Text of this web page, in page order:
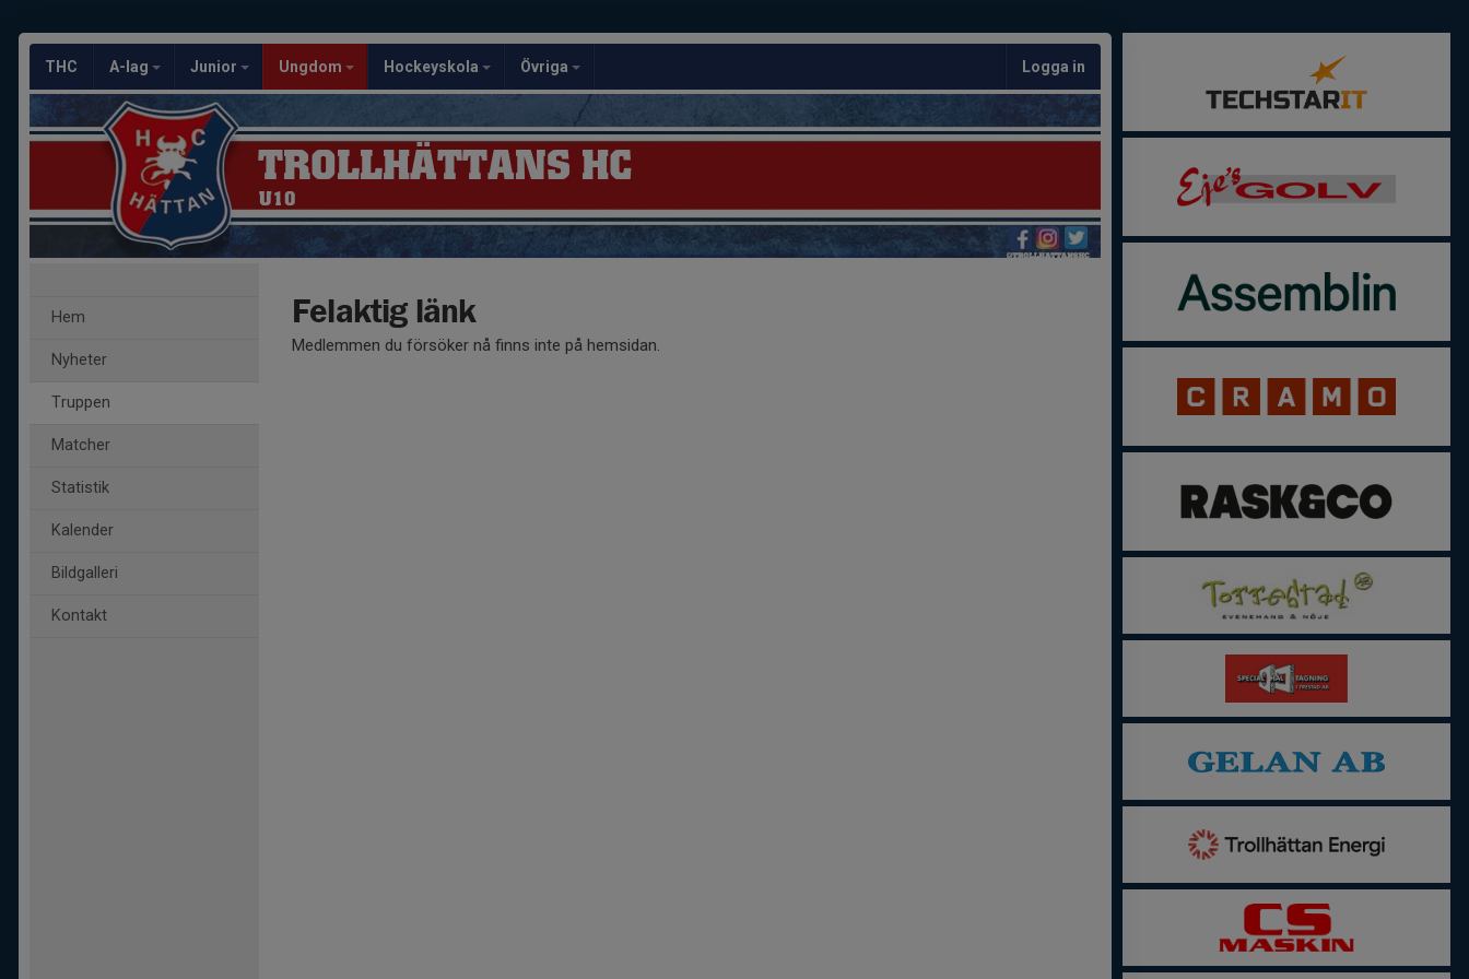
THC A-lag Junior Ungdom Hockeyskola Övriga Logga in
TROLLHÄTTANS HC
U10
Hem
Nyheter
Truppen
Matcher
Statistik
Kalender
Bildgalleri
Kontakt
Felaktig länk
Medlemmen du försöker nå finns inte på hemsidan.